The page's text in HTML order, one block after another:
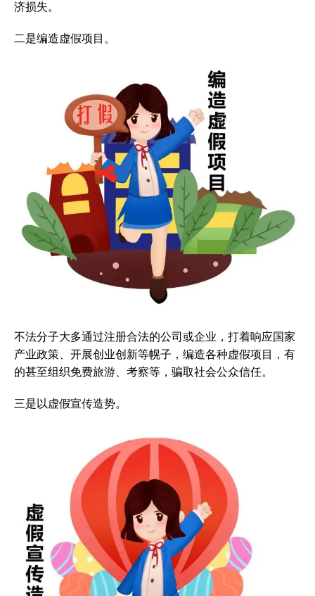
济损失。
二是编造虚假项目。
不法分子大多通过注册合法的公司或企业，打着响应国家
产业政策、开展创业创新等幌子，编造各种虚假项目，有
的甚至组织免费旅游、考察等，骗取社会公众信任。
三是以虚假宣传造势。